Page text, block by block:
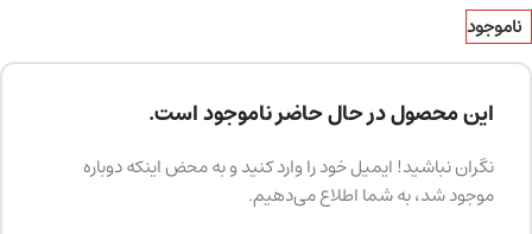
ناموجود
این محصول در حال حاضر ناموجود است.
نگران نباشید! ایمیل خود را وارد کنید و به محض اینکه دوباره
موجود شد، به شما اطلاع می‌دهیم.